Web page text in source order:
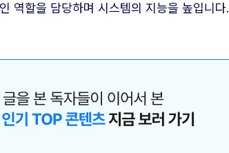
역할을 담당하며 시스템의 지능을 높입니다.